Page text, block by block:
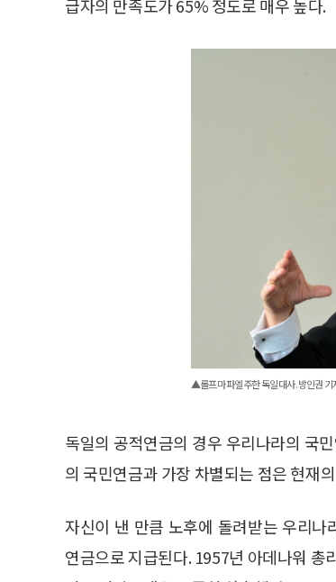
급자의 만족도가 65% 정도로 매우 높다.
▲롤프 마파엘 주한 독일 대사. 방인권 기
독일의 공적연금의 경우 우리나라의 국
의 국민연금과 가장 차별되는 점은 현재
자신이 낸 만큼 노후에 돌려받는 우리
연금으로 지급된다. 1957년 아데나워 총